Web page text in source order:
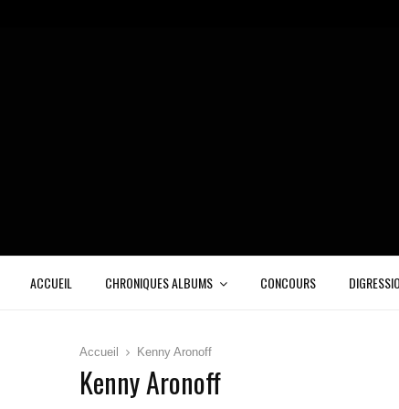
ACCUEIL CHRONIQUES ALBUMS CONCOURS
Accueil Kenny Aronoff
Kenny Aronoff